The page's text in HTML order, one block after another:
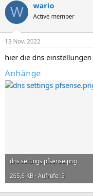
W wario
Active member
13 Nov. 2022
hier die dns einstellungen
Anhänge
dns settings pfsense.png
265,6 KB · Aufrufe: 5